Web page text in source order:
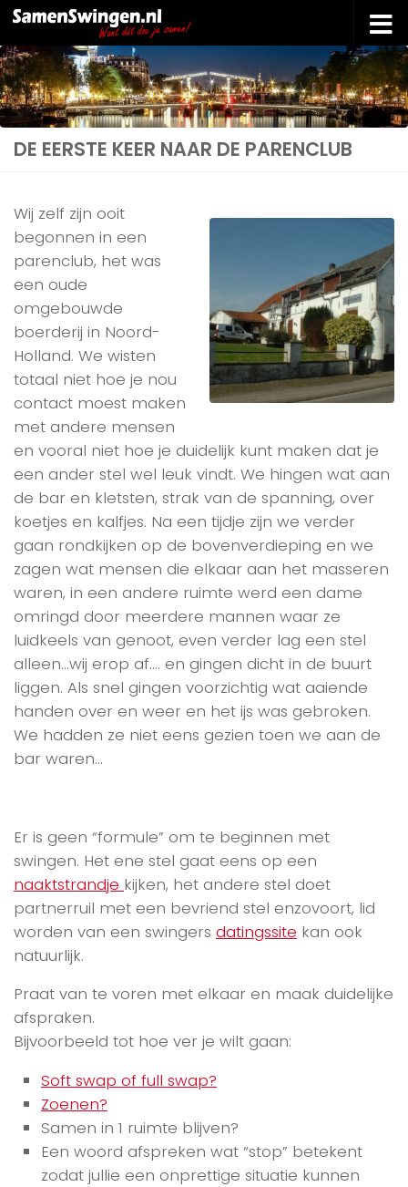
Doorgaan naar inhoud
DE EERSTE KEER NAAR DE PARENCLUB
Wij zelf zijn ooit
begonnen in een
parenclub, het was
een oude
omgebouwde
boerderij in Noord-
Holland. We wisten
totaal niet hoe je nou
contact moest maken
met andere mensen
en vooral niet hoe je duidelijk kunt maken dat je
een ander stel wel leuk vindt. We hingen wat aan
de bar en kletsten, strak van de spanning, over
koetjes en kalfjes. Na een tijdje zijn we verder
gaan rondkijken op de bovenverdieping en we
zagen wat mensen die elkaar aan het masseren
waren, in een andere ruimte werd een dame
omringd door meerdere mannen waar ze
luidkeels van genoot, even verder lag een stel
alleen…wij erop af…. en gingen dicht in de buurt
liggen. Als snel gingen voorzichtig wat aaiende
handen over en weer en het ijs was gebroken.
We hadden ze niet eens gezien toen we aan de
bar waren…
Er is geen “formule” om te beginnen met
swingen. Het ene stel gaat eens op een
naaktstrandje kijken, het andere stel doet
partnerruil met een bevriend stel enzovoort, lid
worden van een swingers datingssite kan ook
natuurlijk.
Praat van te voren met elkaar en maak duidelijke
afspraken.
Bijvoorbeeld tot hoe ver je wilt gaan:
Soft swap of full swap?
Zoenen?
Samen in 1 ruimte blijven?
Een woord afspreken wat “stop” betekent
zodat jullie een onprettige situatie kunnen